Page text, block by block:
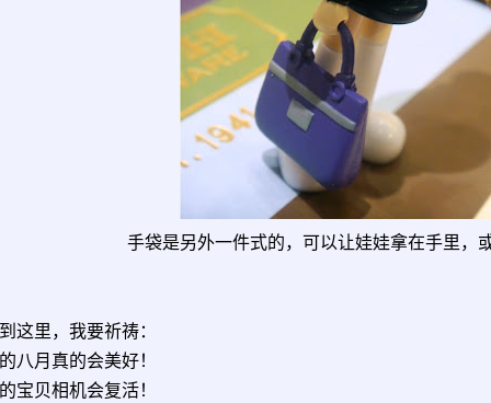
手袋是另外一件式的，可以让娃娃拿在手里，
这里，我要祈祷：
八月真的会美好！
宝贝相机会复活！